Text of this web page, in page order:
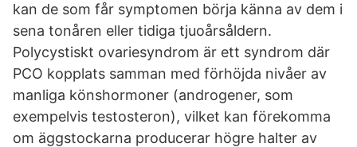
kan de som får symptomen börja känna av dem i
sena tonåren eller tidiga tjuoårsåldern.
Polycystiskt ovariesyndrom är ett syndrom där
PCO kopplats samman med förhöjda nivåer av
manliga könshormoner (androgener, som
exempelvis testosteron), vilket kan förekomma
om äggstockarna producerar högre halter av